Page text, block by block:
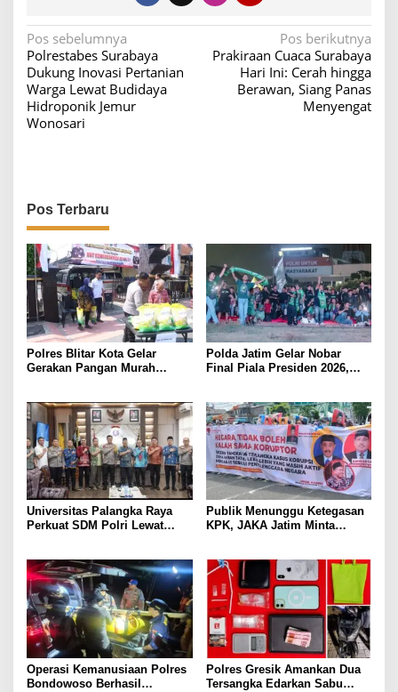
N
a
v
i
i
p
o
s
Pos sebelumnya
Polrestabes Surabaya
Dukung Inovasi Pertanian
Warga Lewat Budidaya
Hidroponik Jemur
Wonosari
Pos berikutnya
Prakiraan Cuaca Surabaya
Hari Ini: Cerah hingga
Berawan, Siang Panas
Menyengat
Pos Terbaru
Polres Blitar Kota Gelar
Gerakan Pangan Murah
Polda Jatim Gelar Nobar
Final Piala Presiden 2026,
Mapolda
Universitas Palangka Raya
Perkuat SDM Polri Lewat
Publik Menunggu Ketegasan
KPK, JAKA Jatim Minta
Operasi Kemanusiaan Polres
Bondowoso Berhasil
Polres Gresik Amankan Dua
Tersangka Edarkan Sabu